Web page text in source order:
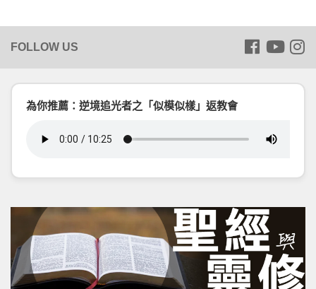
為你推薦：逆境追光者之「似模似樣」返教會